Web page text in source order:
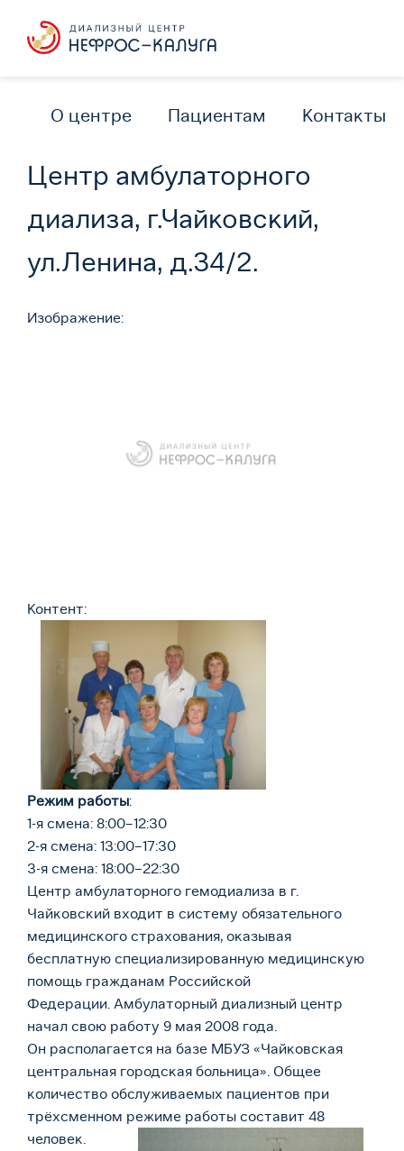
О центре Пациентам Контакты
Центр амбулаторного
диализа, г.Чайковский,
ул.Ленина, д.34/2.
Изображение:
Контент:
Режим работы:
1-я смена: 8:00–12:30
2-я смена: 13:00–17:30
3-я смена: 18:00–22:30
Центр амбулаторного гемодиализа в г.
Чайковский входит в систему обязательного
медицинского страхования, оказывая
бесплатную специализированную медицинскую
помощь гражданам Российской
Федерации. Амбулаторный диализный центр
начал свою работу 9 мая 2008 года.
Он располагается на базе МБУЗ «Чайковская
центральная городская больница». Общее
количество обслуживаемых пациентов при
трёхсменном режиме работы составит 48
человек.